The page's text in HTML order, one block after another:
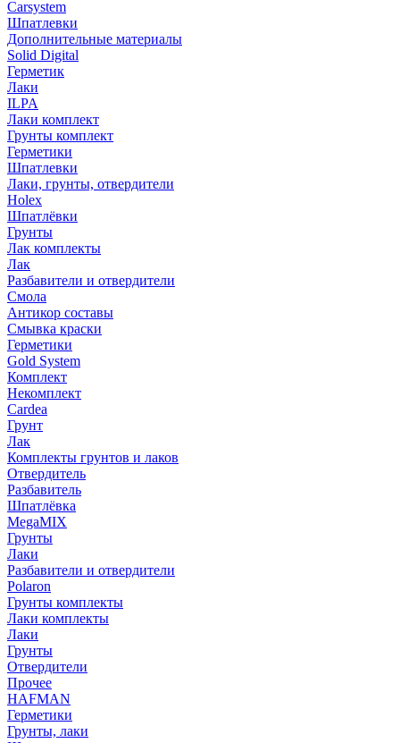
Carsystem
Шпатлевки
Дополнительные материалы
Solid Digital
Герметик
Лаки
ILPA
Лаки комплект
Грунты комплект
Герметики
Шпатлевки
Лаки, грунты, отвердители
Holex
Шпатлёвки
Грунты
Лак комплекты
Лак
Разбавители и отвердители
Смола
Антикор составы
Смывка краски
Герметики
Gold System
Комплект
Некомплект
Cardea
Грунт
Лак
Комплекты грунтов и лаков
Отвердитель
Разбавитель
Шпатлёвка
MegaMIX
Грунты
Лаки
Разбавители и отвердители
Polaron
Грунты комплекты
Лаки комплекты
Лаки
Грунты
Отвердители
Прочее
HAFMAN
Герметики
Грунты, лаки